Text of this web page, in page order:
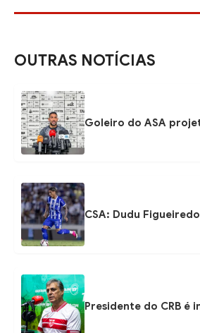
OUTRAS NOTÍCIAS
Goleiro do ASA
CSA: Dudu
Presidente do CRB